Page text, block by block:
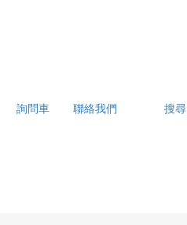
詢問車 聯絡我們 搜尋